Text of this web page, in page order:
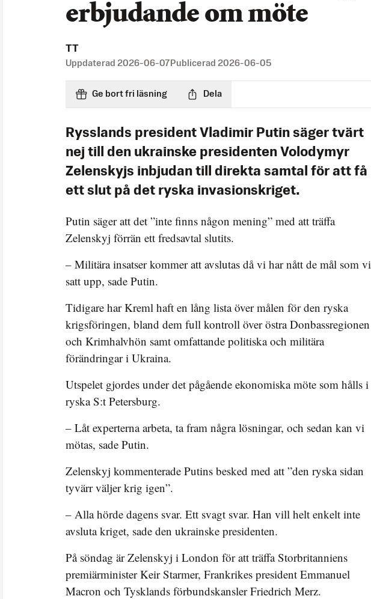
erbjudande om möte
TT
Uppdaterad 2026-06-07 Publicerad 2026-06-05
Ge bort fri läsning Dela
Rysslands president Vladimir Putin säger tvärt
nej till den ukrainske presidenten Volodymyr
Zelenskyjs inbjudan till direkta samtal för att få
ett slut på det ryska invasionskriget.
Putin säger att det ”inte finns någon mening” med att träffa
Zelenskyj förrän ett fredsavtal slutits.
– Militära insatser kommer att avslutas då vi har nått de mål som vi
satt upp, sade Putin.
Tidigare har Kreml haft en lång lista över målen för den ryska
krigsföringen, bland dem full kontroll över östra Donbassregionen
och Krimhalvhön samt omfattande politiska och militära
förändringar i Ukraina.
Utspelet gjordes under det pågående ekonomiska möte som hålls i
ryska S:t Petersburg.
– Låt experterna arbeta, ta fram några lösningar, och sedan kan vi
mötas, sade Putin.
Zelenskyj kommenterade Putins besked med att ”den ryska sidan
tyvärr väljer krig igen”.
– Alla hörde dagens svar. Ett svagt svar. Han vill helt enkelt inte
avsluta kriget, sade den ukrainske presidenten.
På söndag är Zelenskyj i London för att träffa Storbritanniens
premiärminister Keir Starmer, Frankrikes president Emmanuel
Macron och Tysklands förbundskansler Friedrich Merz.